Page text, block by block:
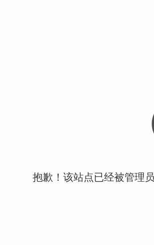
抱歉！该站点已经被管理